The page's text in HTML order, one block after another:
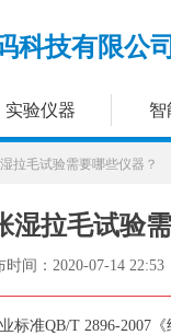
实验仪器 智
科技有限公
湿拉毛试验
时间： 2020-07-14 22:53
标准QB/T 2896-2007
拉毛试验需要哪些仪器？